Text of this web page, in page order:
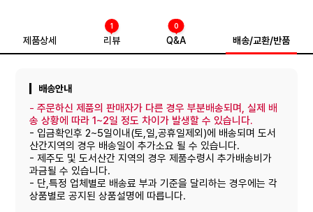
제품상세 리뷰
1
Q&A
0
배송/교환/반품
배송안내
-주문하신 제품의 판매자가 다른 경우 부분배송되며, 실제 배
송 상황에 따라 1~2일 정도 차이가 발생할 수 있습니다.
- 입금확인후 2~5일이내(토,일,공휴일제외)에 배송되며 도서
산간지역의 경우 배송일이 추가소요 될 수 있습니다.
- 제주도 및 도서산간 지역의 경우 제품수령시 추가배송비가
과금될 수 있습니다.
- 단,특정 업체별로 배송료 부과 기준을 달리하는 경우에는 각
상품별로 공지된 상품설명에 따릅니다.